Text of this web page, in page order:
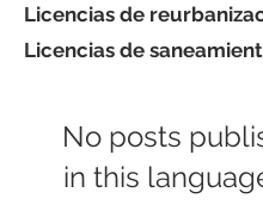
Licencias de
Licencias de
No posts
in this